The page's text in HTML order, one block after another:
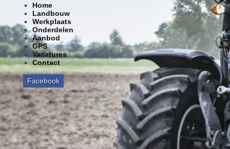
Home
Landbouw
Werkplaats
Onderdelen
Aanbod
GPS
Vacatures
Contact
Facebook